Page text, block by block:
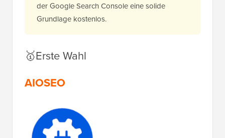
der Google Search Console eine solide
Grundlage kostenlos.
🥇Erste Wahl
AIOSEO